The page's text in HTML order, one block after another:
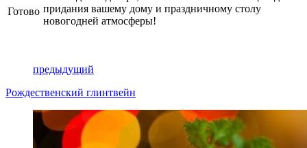
Готово придания вашему дому и праздничному столу
новогодней атмосферы!
предыдущий
Рождественский глинтвейн